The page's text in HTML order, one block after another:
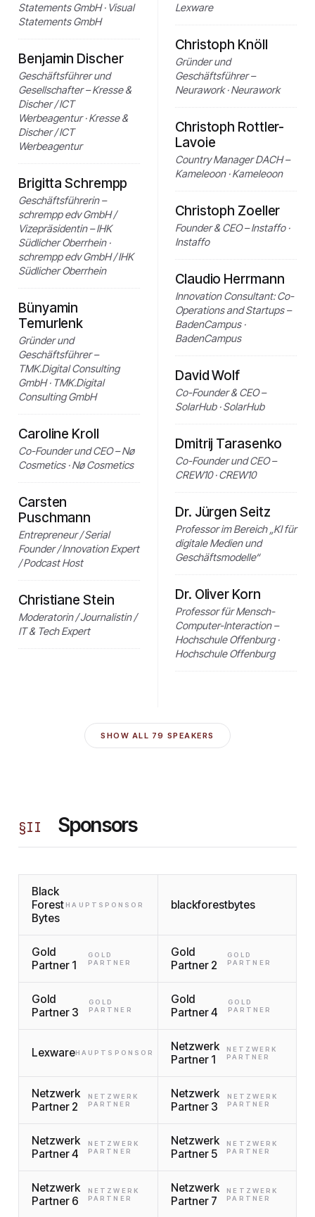
Statements GmbH · Visual
Statements GmbH
Benjamin Discher
Geschäftsführer und
Gesellschafter – Kresse &
Discher / ICT
Werbeagentur · Kresse &
Discher / ICT
Werbeagentur
Brigitta Schrempp
Geschäftsführerin –
schrempp edv GmbH /
Vizepräsidentin – IHK
Südlicher Oberrhein ·
schrempp edv GmbH / IHK
Südlicher Oberrhein
Bünyamin
Temurlenk
Gründer und
Geschäftsführer –
TMK.Digital Consulting
GmbH · TMK.Digital
Consulting GmbH
Caroline Kroll
Co-Founder und CEO – Nø
Cosmetics · Nø Cosmetics
Carsten
Puschmann
Entrepreneur / Serial
Founder / Innovation Expert
/ Podcast Host
Christiane Stein
Moderatorin / Journalistin /
IT & Tech Expert
Lexware
Christoph Knöll
Gründer und
Geschäftsführer –
Neurawork · Neurawork
Christoph Rottler-
Lavoie
Country Manager DACH –
Kameleoon · Kameleoon
Christoph Zoeller
Founder & CEO – Instaffo ·
Instaffo
Claudio Herrmann
Innovation Consultant: Co-
Operations and Startups –
BadenCampus ·
BadenCampus
David Wolf
Co-Founder & CEO –
SolarHub · SolarHub
Dmitrij Tarasenko
Co-Founder und CEO –
CREW10 · CREW10
Dr. Jürgen Seitz
Professor im Bereich „KI für
digitale Medien und
Geschäftsmodelle“
Dr. Oliver Korn
Professor für Mensch-
Computer-Interaction –
Hochschule Offenburg ·
Hochschule Offenburg
SHOW ALL 79 SPEAKERS
§II Sponsors
Black
Forest
Bytes
HAUPTSPONSOR blackforestbytes
Gold
Partner 1
GOLD
PARTNER
Gold
Partner 2
GOLD
PARTNER
Gold
Partner 3
GOLD
PARTNER
Gold
Partner 4
GOLD
PARTNER
LexwareHAUPTSPONSOR
Netzwerk
Partner 1
NETZWERK
PARTNER
Netzwerk
Partner 2
NETZWERK
PARTNER
Netzwerk
Partner 3
NETZWERK
PARTNER
Netzwerk
Partner 4
NETZWERK
PARTNER
Netzwerk
Partner 5
NETZWERK
PARTNER
Netzwerk
Partner 6
NETZWERK
PARTNER
Netzwerk
Partner 7
NETZWERK
PARTNER